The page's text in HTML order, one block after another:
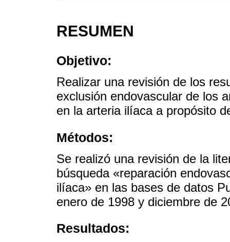
RESUMEN
Objetivo:
Realizar una revisión de los
exclusión endovascular de los
en la arteria ilíaca a propósito
Métodos:
Se realizó una revisión de la
búsqueda «reparación
ilíaca» en las bases de datos
enero de 1998 y diciembre de
Resultados: